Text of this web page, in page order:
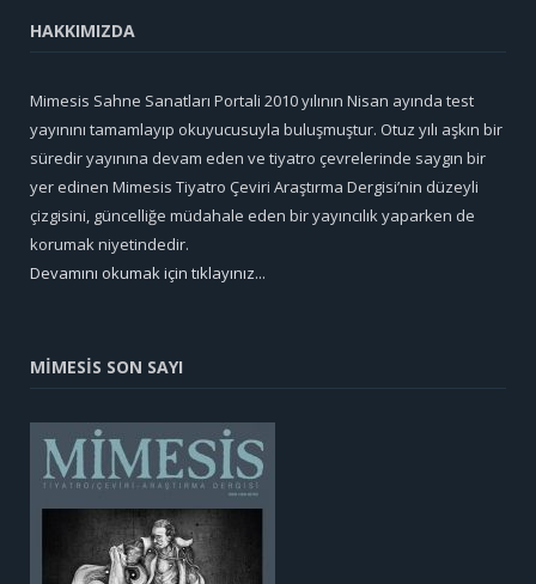
HAKKIMIZDA
Mimesis Sahne Sanatları Portali 2010 yılının Nisan ayında test
yayınını tamamlayıp okuyucusuyla buluşmuştur. Otuz yılı aşkın bir
süredir yayınına devam eden ve tiyatro çevrelerinde saygın bir
yer edinen Mimesis Tiyatro Çeviri Araştırma Dergisi’nin düzeyli
çizgisini, güncelliğe müdahale eden bir yayıncılık yaparken de
korumak niyetindedir.
Devamını okumak için tıklayınız...
MİMESİS SON SAYI